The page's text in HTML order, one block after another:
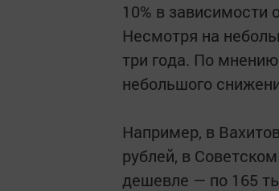
10% в зависимости
Несмотря на
три года. По
небольшого
Например, в
рублей, в
дешевле — по 165